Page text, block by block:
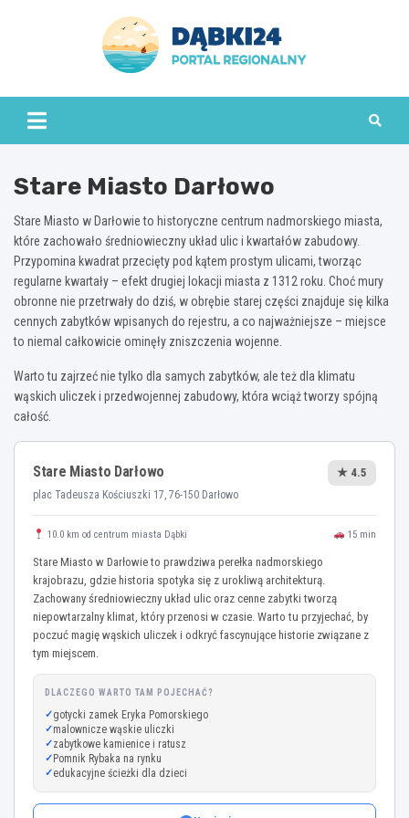
dabki24.pl
Stare Miasto Darłowo
Stare Miasto w Darłowie to historyczne centrum nadmorskiego miasta,
które zachowało średniowieczny układ ulic i kwartałów zabudowy.
Przypomina kwadrat przecięty pod kątem prostym ulicami, tworząc
regularne kwartały – efekt drugiej lokacji miasta z 1312 roku. Choć mury
obronne nie przetrwały do dziś, w obrębie starej części znajduje się kilka
cennych zabytków wpisanych do rejestru, a co najważniejsze – miejsce
to niemal całkowicie ominęły zniszczenia wojenne.
Warto tu zajrzeć nie tylko dla samych zabytków, ale też dla klimatu
wąskich uliczek i przedwojennej zabudowy, która wciąż tworzy spójną
całość.
Stare Miasto Darłowo
plac Tadeusza Kościuszki 17, 76-150 Darłowo
★ 4.5
10.0 km od centrum miasta Dąbki 15 min
Stare Miasto w Darłowie to prawdziwa perełka nadmorskiego
krajobrazu, gdzie historia spotyka się z urokliwą architekturą.
Zachowany średniowieczny układ ulic oraz cenne zabytki tworzą
niepowtarzalny klimat, który przenosi w czasie. Warto tu przyjechać, by
poczuć magię wąskich uliczek i odkryć fascynujące historie związane z
tym miejscem.
DLACZEGO WARTO TAM POJECHAĆ?
gotycki zamek Eryka Pomorskiego
malownicze wąskie uliczki
zabytkowe kamienice i ratusz
Pomnik Rybaka na rynku
edukacyjne ścieżki dla dzieci